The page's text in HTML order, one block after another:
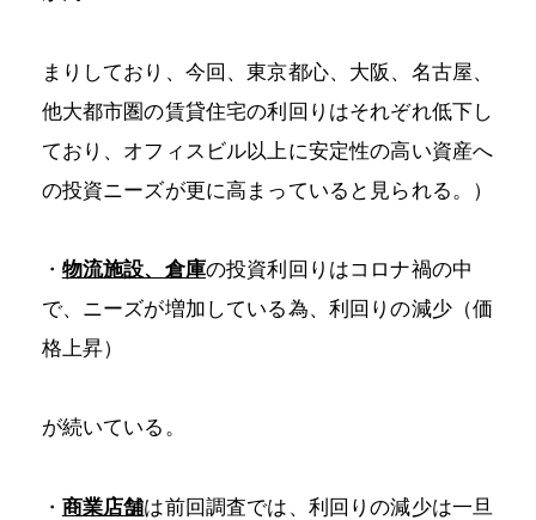
まりしており、今回、東京都心、大阪、名古屋、
他大都市圏の賃貸住宅の利回りはそれぞれ低下し
ており、オフィスビル以上に安定性の高い資産へ
の投資ニーズが更に高まっていると見られる。）
・ 物流施設、倉庫の投資利回りはコロナ禍の中
で、ニーズが増加している為、利回りの減少（価
格上昇）
が続いている。
・ 商業店舗は前回調査では、利回りの減少は一旦